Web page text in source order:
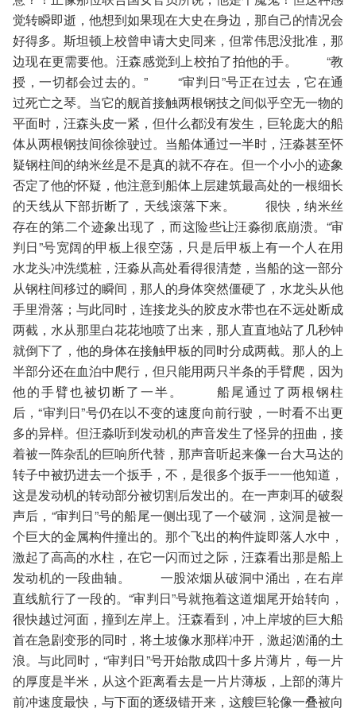
觉转瞬即逝，他想到如果现在大史在身边，那自己的情况会
好得多。斯坦顿上校曾申请大史同来，但常伟思没批准，那
边现在更需要他。汪森感觉到上校拍了拍他的手。 “教
授，一切都会过去的。” “审判日”号正在过去，它在通
过死亡之琴。当它的舰首接触两根钢技之间似乎空无一物的
平面时，汪森头皮一紧，但什么都没有发生，巨轮庞大的船
体从两根钢技间徐徐驶过。当船体通过一半时，汪淼甚至怀
疑钢柱间的纳米丝是不是真的就不存在。但一个小小的迹象
否定了他的怀疑，他注意到船体上层建筑最高处的一根细长
的天线从下部折断了，天线滚落下来。 很快，纳米丝
存在的第二个迹象出现了，而这险些让汪淼彻底崩溃。“审
判日”号宽阔的甲板上很空荡，只是后甲板上有一个人在用
水龙头冲洗缆桩，汪淼从高处看得很清楚，当船的这一部分
从钢柱间移过的瞬间，那人的身体突然僵硬了，水龙头从他
手里滑落；与此同时，连接龙头的胶皮水带也在不远处断成
两截，水从那里白花花地喷了出来，那人直直地站了几秒钟
就倒下了，他的身体在接触甲板的同时分成两截。那人的上
半部分还在血泊中爬行，但只能用两只半条的手臂爬，因为
他的手臂也被切断了一半。 船尾通过了两根钢柱
后，“审判日”号仍在以不变的速度向前行驶，一时看不出更
多的异样。但汪淼听到发动机的声音发生了怪异的扭曲，接
着被一阵杂乱的巨响所代替，那声音听起来像一台大马达的
转子中被扔进去一个扳手，不，是很多个扳手一一他知道，
这是发动机的转动部分被切割后发出的。在一声刺耳的破裂
声后，“审判日”号的船尾一侧出现了一个破洞，这洞是被一
个巨大的金属构件撞出的。那个飞出的构件旋即落人水中，
激起了高高的水柱，在它一闪而过之际，汪森看出那是船上
发动机的一段曲轴。 一股浓烟从破洞中涌出，在右岸
直线航行了一段的。“审判日”号就拖着这道烟尾开始转向，
很快越过河面，撞到左岸上。汪森看到，冲上岸坡的巨大船
首在急剧变形的同时，将土坡像水那样冲开，激起汹涌的土
浪。与此同时，“审判日”号开始散成四十多片薄片，每一片
的厚度是半米，从这个距离看去是一片片薄板，上部的薄片
前冲速度最快，与下面的逐级错开来，这艘巨轮像一叠被向